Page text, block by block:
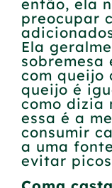
então, ela
preocupar
Ela
sobremesa
com queijo
queijo é
como dizia
essa é a
consumir
a uma
evitar